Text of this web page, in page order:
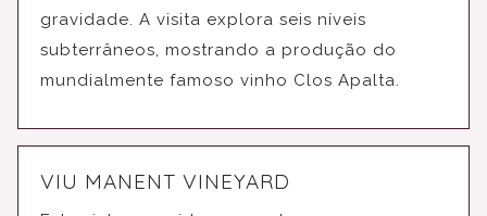
gravidade. A visita explora seis níveis
subterrâneos, mostrando a produção do
mundialmente famoso vinho Clos Apalta.
VIU MANENT VINEYARD